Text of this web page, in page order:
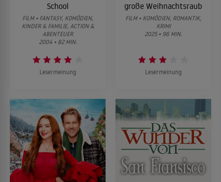
School
FILM • FANTASY, KOMÖDIEN,
KINDER & FAMILIE, ACTION &
ABENTEUER
2004 • 82 MIN.
Lesermeinung
große Weihnachtsraub
FILM • KOMÖDIEN, ROMANTIK,
KRIMI
2025 • 96 MIN.
Lesermeinung